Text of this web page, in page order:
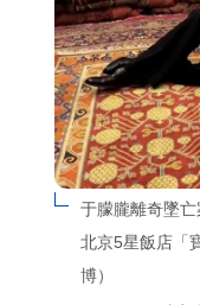
于朦朧離奇墜
北京5星飯店「
博）